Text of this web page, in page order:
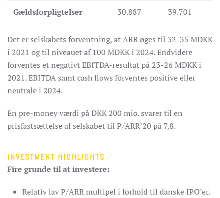
Gældsforpligtelser 30.887 39.701
Det er selskabets forventning, at ARR øges til 32-35 MDKK
i 2021 og til niveauet af 100 MDKK i 2024. Endvidere
forventes et negativt EBITDA-resultat på 23-26 MDKK i
2021. EBITDA samt cash flows forventes positive eller
neutrale i 2024.
En pre-money værdi på DKK 200 mio. svarer til en
prisfastsættelse af selskabet til P/ARR’20 på 7,8.
INVESTMENT HIGHLIGHTS
Fire grunde til at investere:
Relativ lav P/ARR multipel i forhold til danske IPO’er.